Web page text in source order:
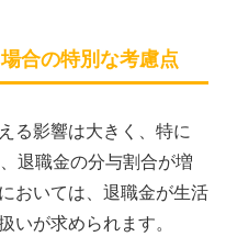
合の特別な考慮点
る影響は大きく、特に
退職金の分与割合が増
おいては、退職金が生活
いが求められます。